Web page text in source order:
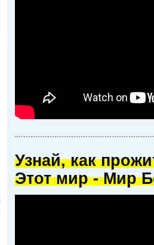
Узнай, как
Этот мир - Мир